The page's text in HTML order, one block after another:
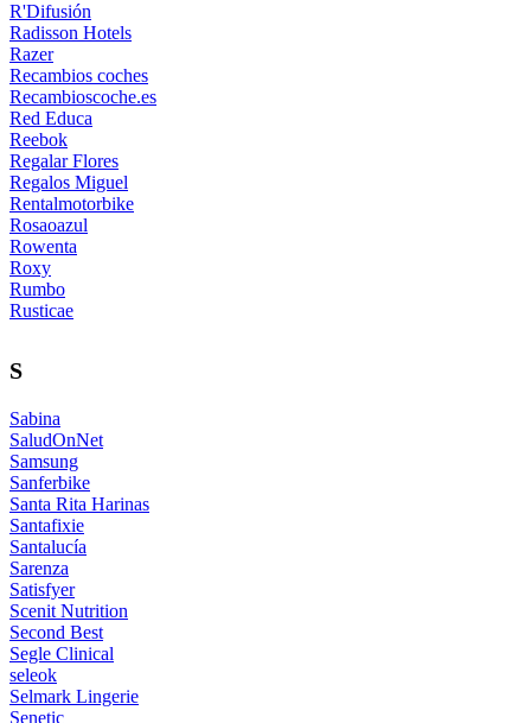
R'Difusión
Radisson Hotels
Razer
Recambios coches
Recambioscoche.es
Red Educa
Reebok
Regalar Flores
Regalos Miguel
Rentalmotorbike
Rosaoazul
Rowenta
Roxy
Rumbo
Rusticae
S
Sabina
SaludOnNet
Samsung
Sanferbike
Santa Rita Harinas
Santafixie
Santalucía
Sarenza
Satisfyer
Scenit Nutrition
Second Best
Segle Clinical
seleok
Selmark Lingerie
Senetic